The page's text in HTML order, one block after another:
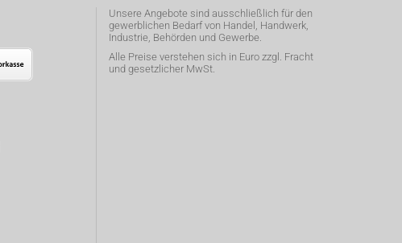
Unsere Angebote sind ausschließlich für den
gewerblichen Bedarf von Handel, Handwerk,
Industrie, Behörden und Gewerbe.
Alle Preise verstehen sich in Euro zzgl. Fracht
und gesetzlicher MwSt.